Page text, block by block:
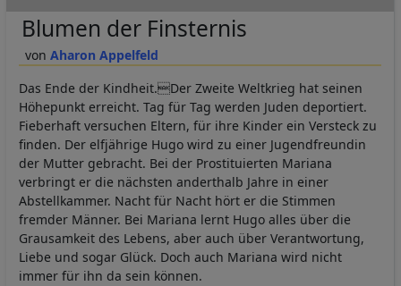
Aharon Appelfeld
Blumen der Finsternis
Das Ende der Kindheit.Der Zweite Weltkrieg hat seinen
Höhepunkt erreicht. Tag für Tag werden Juden deportiert.
Fieberhaft versuchen Eltern, für ihre Kinder ein Versteck zu
finden. Der elfjährige Hugo wird zu einer Jugendfreundin
der Mutter gebracht. Bei der Prostituierten Mariana
verbringt er die nächsten anderthalb Jahre in einer
Abstellkammer. Nacht für Nacht hört er die Stimmen
fremder Männer. Bei Mariana lernt Hugo alles über die
Grausamkeit des Lebens, aber auch über Verantwortung,
Liebe und sogar Glück. Doch auch Mariana wird nicht
immer für ihn da sein können.